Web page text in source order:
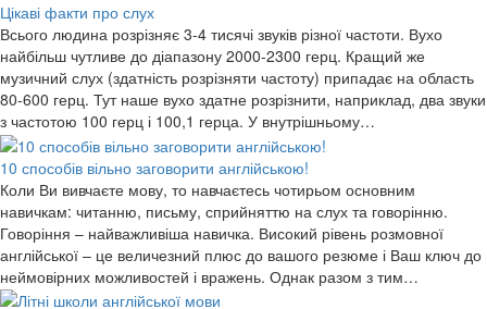
Цікаві факти про слух
Всього людина розрізняє 3-4 тисячі звуків різної частоти. Вухо
найбільш чутливе до діапазону 2000-2300 герц. Кращий же
музичний слух (здатність розрізняти частоту) припадає на область
80-600 герц. Тут наше вухо здатне розрізнити, наприклад, два звуки
з частотою 100 герц і 100,1 герца. У внутрішньому…
10 способів вільно заговорити англійською!
Коли Ви вивчаєте мову, то навчаєтесь чотирьом основним
навичкам: читанню, письму, сприйняттю на слух та говорінню.
Говоріння – найважливіша навичка. Високий рівень розмовної
англійської – це величезний плюс до вашого резюме і Ваш ключ до
неймовірних можливостей і вражень. Однак разом з тим…